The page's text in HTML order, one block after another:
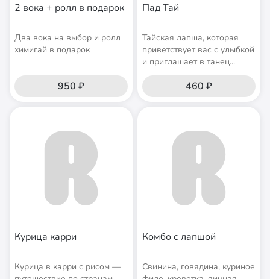
2 вока + ролл в подарок
Два вока на выбор и ролл
химигай в подарок
950 ₽
Пад Тай
Тайская лапша, которая
приветствует вас с улыбкой
и приглашает в танец...
460 ₽
Курица карри
Курица в карри с рисом —
Комбо с лапшой
Свинина, говядина, куриное